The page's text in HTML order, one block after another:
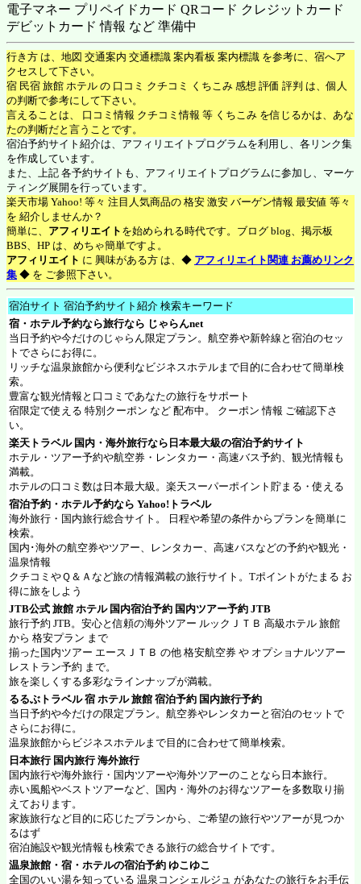
電子マネー プリペイドカード QRコード クレジットカード
デビットカード 情報 など 準備中
行き方 は、地図 交通案内 交通標識 案内看板 案内標識 を参考に、宿へア
クセスして下さい。
宿 民宿 旅館 ホテル の 口コミ クチコミ くちこみ 感想 評価 評判 は、個人
の判断で参考にして下さい。
言えることは、 口コミ情報 クチコミ情報 等 くちこみ を信じるかは、あな
たの判断だと言うことです。
宿泊予約サイト紹介は、アフィリエイトプログラムを利用し、各リンク集
を作成しています。
また、上記 各予約サイトも、アフィリエイトプログラムに参加し、マーケ
ティング展開を行っています。
楽天市場 Yahoo! 等々 注目人気商品の 格安 激安 バーゲン情報 最安値 等々
を 紹介しませんか？
簡単に、 アフィリエイト を始められる時代です。ブログ blog、掲示板
BBS、HP は、めちゃ簡単ですよ。
アフィリエイト に 興味がある方 は、◆ アフィリエイト関連 お薦めリンク
集 ◆ を ご参照下さい。
宿泊サイト 宿泊予約サイト紹介 検索キーワード
宿・ホテル予約なら旅行なら じゃらんnet
当日予約や今だけのじゃらん限定プラン。航空券や新幹線と宿泊のセッ
トでさらにお得に。
リッチな温泉旅館から便利なビジネスホテルまで目的に合わせて簡単検
索。
豊富な観光情報と口コミであなたの旅行をサポート
宿限定で使える 特別クーポン など 配布中。 クーポン 情報 ご確認下さ
い。
楽天トラベル国内・海外旅行なら日本最大級の宿泊予約サイト
ホテル・ツアー予約や航空券・レンタカー・高速バス予約、観光情報も
満載。
ホテルの口コミ数は日本最大級。楽天スーパーポイント貯まる・使える
宿泊予約・ホテル予約なら Yahoo!トラベル
海外旅行・国内旅行総合サイト。 日程や希望の条件からプランを簡単に
検索。
国内･海外の航空券やツアー、レンタカー、高速バスなどの予約や観光・
温泉情報
クチコミやＱ＆Ａなど旅の情報満載の旅行サイト。Tポイントがたまる お
得に旅をしよう
JTB公式 旅館 ホテル 国内宿泊予約 国内ツアー予約 JTB
旅行予約 JTB。安心と信頼の海外ツアー ルックＪＴＢ 高級ホテル 旅館
から 格安プラン まで
揃った国内ツアー エースＪＴＢ の他 格安航空券 や オプショナルツアー
レストラン予約 まで。
旅を楽しくする多彩なラインナップが満載。
るるぶトラベル宿 ホテル 旅館 宿泊予約 国内旅行予約
当日予約や今だけの限定プラン。航空券やレンタカーと宿泊のセットで
さらにお得に。
温泉旅館からビジネスホテルまで目的に合わせて簡単検索。
日本旅行国内旅行 海外旅行
国内旅行や海外旅行・国内ツアーや海外ツアーのことなら日本旅行。
赤い風船やベストツアーなど、国内・海外のお得なツアーを多数取り揃
えております。
家族旅行など目的に応じたプランから、ご希望の旅行やツアーが見つか
るはず
宿泊施設や観光情報も検索できる旅行の総合サイトです。
温泉旅館・宿・ホテルの宿泊予約 ゆこゆこ
全国のいい湯を知っている 温泉コンシェルジュ があなたの旅行をお手伝